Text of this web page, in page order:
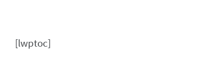
[lwptoc]